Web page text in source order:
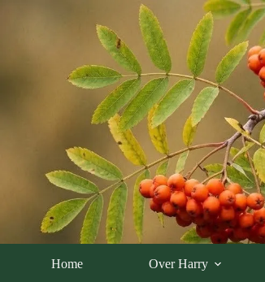
Home Over Harry